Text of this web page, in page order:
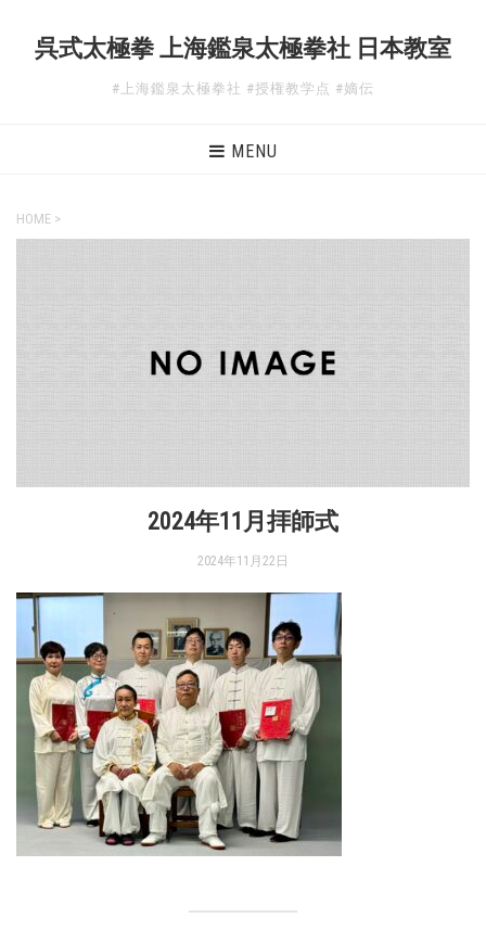
呉式太極拳 上海鑑泉太極拳社 日本教室
#上海鑑泉太極拳社 #授権教学点 #嫡伝
MENU
HOME >
2024年11月拝師式
2024年11月22日